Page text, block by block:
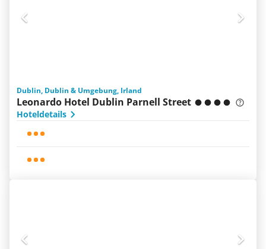
Dublin, Dublin & Umgebung, Irland
Leonardo Hotel Dublin Parnell Street
Hoteldetails